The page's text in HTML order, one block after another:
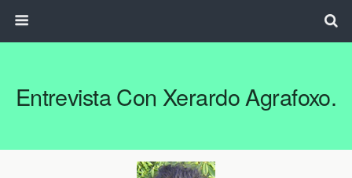
Entrevista Con Xerardo Agrafoxo.